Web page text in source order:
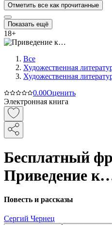
Отметить все как прочитанные
Показать ещё
18+
Все
Художественная
Художественная
0.00Оценить
Электронная книга
Бесплатный
Приведение
Повесть и рассказы
Сергий Чернец